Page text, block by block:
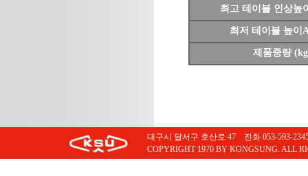
최고 테이블 인상높
최저 테이블 높이
제품중량
대구시 달서구 호산로 47 전화 053-593-
COPYRIGHT 1970 BY KONGSUNG. ALL